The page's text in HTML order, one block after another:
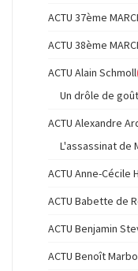
ACTU 37ème
ACTU 38ème
ACTU Alain Schmoll
Un drôle de goût
ACTU Alexandre
L'assassinat de
ACTU Anne-Cécile
ACTU Babette de
ACTU Benjamin
ACTU Benoît